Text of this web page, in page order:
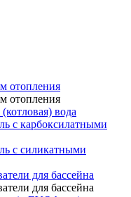
отопления
отопления
вода
с карбоксилатными
с силикатными
для бассейна
для бассейна